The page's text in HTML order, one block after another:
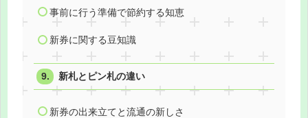
事前に行う準備で節約する知恵
新券に関する豆知識
新札とピン札の違い
新券の出来立てと流通の新しさ